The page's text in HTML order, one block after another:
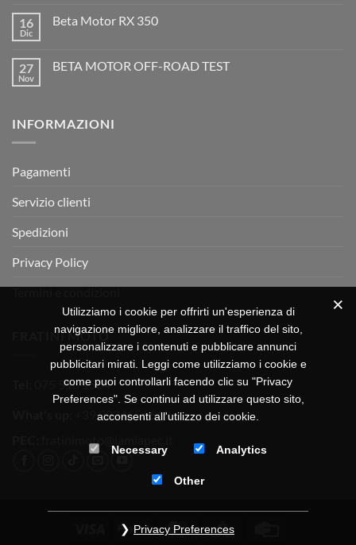
2026:
è
arrivata
su
Motocross
è
16
Dic
Beta Motor RX 350
Beta
27
Nov
BETA MOTOR OFF-ROAD TEST
MOTOR
INFORMAZIONI
Pagamenti
Servizio clienti
Spedizioni
Privacy Policy
FRATINI MOTO
075 518 1504
+39 3334656649
Visa PayPal MasterCard
Utilizziamo i cookie per offrirti un'esperienza di
navigazione migliore, analizzare il traffico del sito,
personalizzare i contenuti e pubblicare annunci
pubblicitari mirati. Leggi come utilizziamo i cookie e
come puoi controllarli facendo clic su "Privacy
Preferences". Se continui ad utilizzare questo sito,
acconsenti all'utilizzo dei cookie.
Necessary Analytics
Other
Privacy Preferences